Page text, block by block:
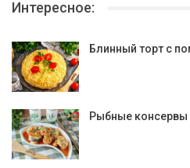
Интересное:
Блинный торт с
Рыбные консервы